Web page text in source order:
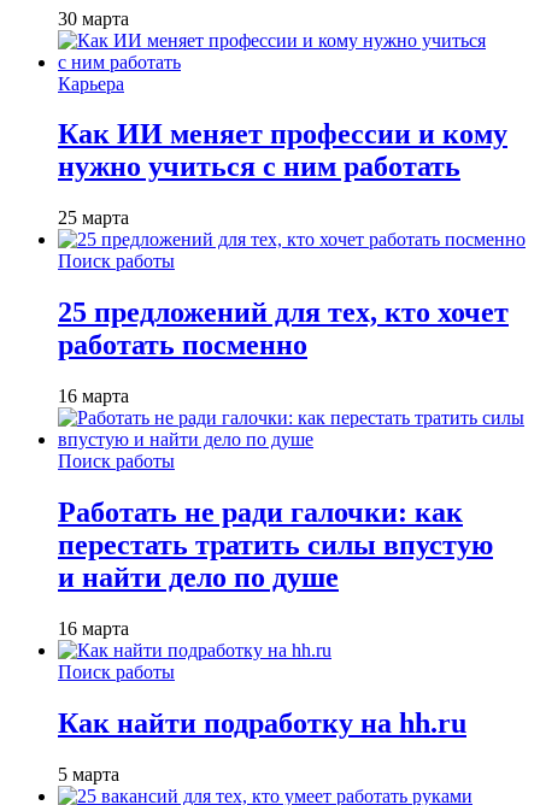
30 марта
Карьера
Как ИИ меняет профессии и кому
нужно учиться с ним работать
25 марта
Поиск работы
25 предложений для тех, кто хочет
работать посменно
16 марта
Поиск работы
Работать не ради галочки: как
перестать тратить силы впустую
и найти дело по душе
16 марта
Поиск работы
Как найти подработку на hh.ru
5 марта